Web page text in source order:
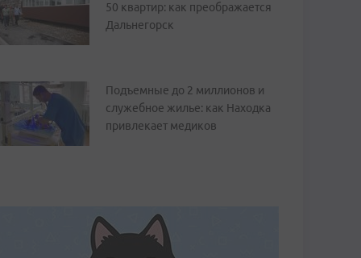
50 квартир: как преображается
Дальнегорск
Подъемные до 2 миллионов и
служебное жилье: как Находка
привлекает медиков